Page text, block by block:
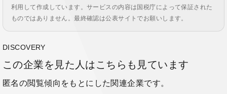
利用して作成しています。サービスの内容は国税庁によって保証された
ものではありません。最終確認は公表サイトでお願いします。
DISCOVERY
この企業を見た人はこちらも見ています
匿名の閲覧傾向をもとにした関連企業です。